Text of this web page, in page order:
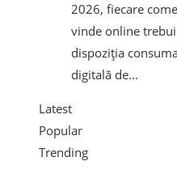
2026, fiecare
vinde online
dispoziția
digitală de...
Latest
Popular
Trending